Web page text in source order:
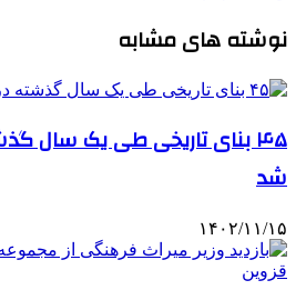
نوشته های مشابه
۴۵ بنای تاریخی طی یک سال
شد
۱۴۰۲/۱۱/۱۵